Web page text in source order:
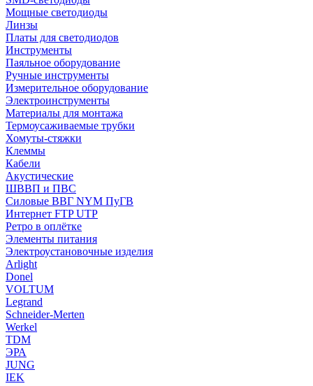
Мощные светодиоды
Линзы
Платы для светодиодов
Инструменты
Паяльное оборудование
Ручные инструменты
Измерительное оборудование
Электроинструменты
Материалы для монтажа
Термоусаживаемые трубки
Хомуты-стяжки
Клеммы
Кабели
Акустические
ШВВП и ПВС
Силовые ВВГ NYM ПуГВ
Интернет FTP UTP
Ретро в оплётке
Элементы питания
Электроустановочные изделия
Arlight
Donel
VOLTUM
Legrand
Schneider-Merten
Werkel
TDM
ЭРА
JUNG
IEK